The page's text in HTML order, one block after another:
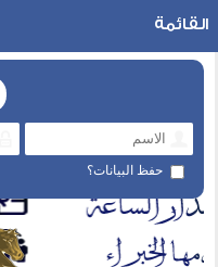
حفظ البيانات؟
القائمة